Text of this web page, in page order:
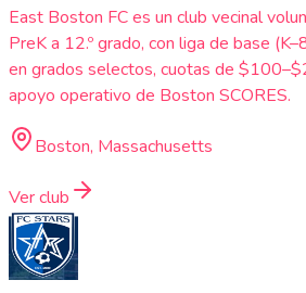
East Boston FC es un club vecinal
PreK a 12.º grado, con liga de base
en grados selectos, cuotas de
apoyo operativo de Boston SCORES.
Boston, Massachusetts
Ver club